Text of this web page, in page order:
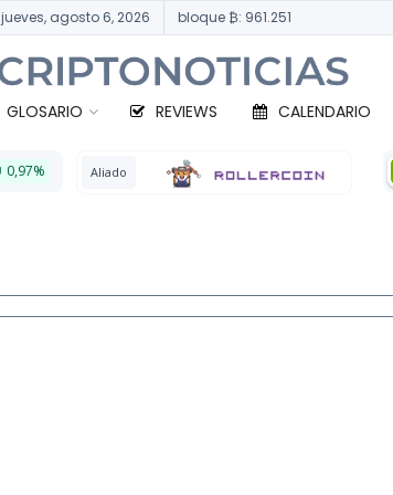
jueves, agosto 6, 2026 bloque ₿: 961.251
GLOSARIO REVIEWS CALENDARIO
BTC